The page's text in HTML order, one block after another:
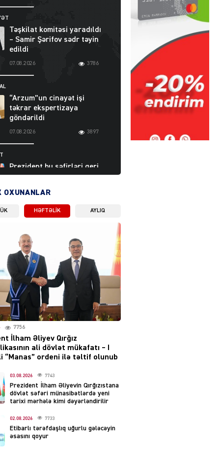
Təşkilat komitəsi yaradıldı
– Samir Şərifov sədr təyin
edildi
07.08.2026 3786
“Arzum”un cinayət işi
təkrar ekspertizaya
göndərildi
07.08.2026 3897
Prezident bu səfirləri geri
çağırdı – Abel
Moskvada güclü partlayış
səsləri eşidildi
07.08.2026 5487
Rusiya-Ukrayna
münaqişəsinin həllində
irəliləyiş var – Tramp
07.08.2026
imzaladı
07.08.2026 5487
Tehran və İrəvandan
“Tramp yolu”na HƏMLƏ –
REAKSİYA
OXUNANLAR
HƏFTƏLIK AYLIQ
7756
İlham Əliyev Qırğız
ali dövlət mükafatı – I
“Manas” ordeni ilə təltif olunub
03.08.2026 7743
Prezident İlham Əliyevin Qırğızıstana
dövlət səfəri münasibətlərdə yeni
tarixi mərhələ kimi dəyərləndirilir
02.08.2026 7733
Etibarlı tərəfdaşlıq uğurlu gələcəyin
əsasını qoyur